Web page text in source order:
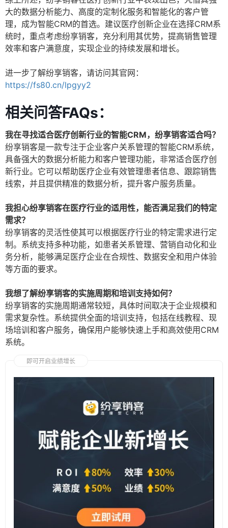
大的数据分析能力、高度的定制化服务和智能化的客户管
理，成为智能CRM的首选。建议医疗创新企业在选择CRM系
统时，重点考虑纷享销客，充分利用其优势，提高销售管理
效率和客户满意度，实现企业的持续发展和增长。
进一步了解纷享销客，请访问其官网：
https://fs80.cn/lpgyy2
相关问答FAQs：
我在寻找适合医疗创新行业的智能CRM，纷享销客适合吗？
纷享销客是一款专注于企业客户关系管理的智能CRM系统，
具备强大的数据分析能力和客户管理功能，非常适合医疗创
新行业。它可以帮助医疗企业有效管理患者信息、跟踪销售
线索，并且提供精准的数据分析，提升客户服务质量。
我担心纷享销客在医疗行业的适用性，能否满足我们的特定
需求？
纷享销客的灵活性使其可以根据医疗行业的特定需求进行定
制。系统支持多种功能，如患者关系管理、营销自动化和业
务分析，能够满足医疗企业在合规性、数据安全和用户体验
等方面的要求。
我想了解纷享销客的实施周期和培训支持如何？
纷享销客的实施周期通常较短，具体时间取决于企业规模和
需求复杂性。系统提供全面的培训支持，包括在线教程、现
场培训和客户服务，确保用户能够快速上手和高效使用CRM
系统。
即可开启业绩增长